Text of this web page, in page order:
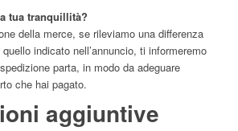
tua tranquillità?
della merce, se rileviamo una differenza
indicato nell’annuncio, ti informeremo
parta, in modo da adeguare
che hai pagato.
aggiuntive